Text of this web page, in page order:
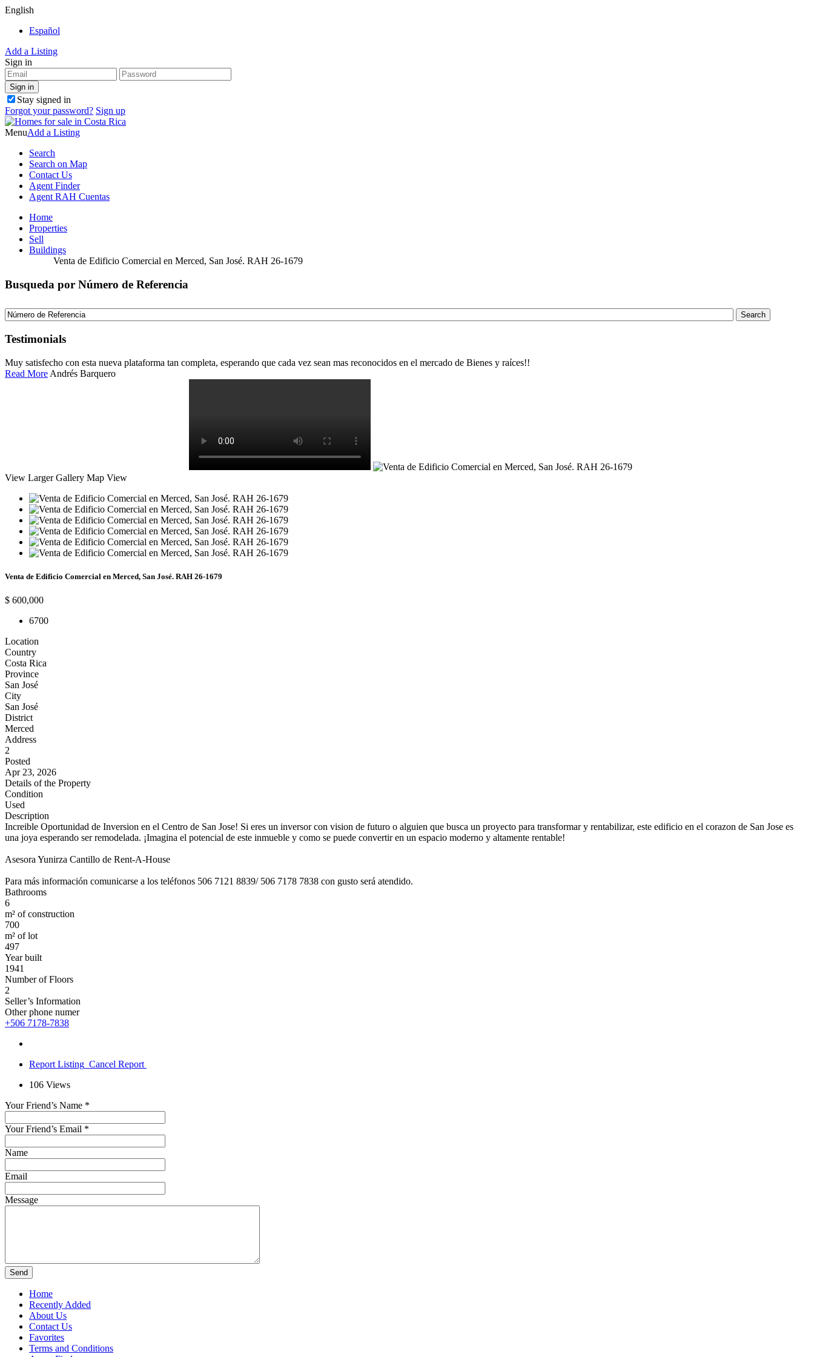
English
Español
Add a Listing
Sign in
Stay signed in
Forgot your password? Sign up
MenuAdd a Listing
Search
Search on Map
Contact Us
Agent Finder
Agent RAH Cuentas
Home
Properties
Sell
Buildings
Venta de Edificio Comercial en Merced, San José. RAH 26-1679
Busqueda por Número de Referencia
Testimonials
Muy satisfecho con esta nueva plataforma tan completa, esperando que cada vez sean mas reconocidos en el mercado de Bienes y raíces!!
Read More Andrés Barquero
View Larger Gallery Map View
Venta de Edificio Comercial en Merced, San José. RAH 26-1679
$ 600,000
6700
Location
Country
Costa Rica
Province
San José
City
San José
District
Merced
Address
2
Posted
Apr 23, 2026
Details of the Property
Condition
Used
Description
Increi­ble Oportunidad de Inversion en el Centro de San Jose! Si eres un inversor con vision de futuro o alguien que busca un proyecto para transformar y rentabilizar, este edificio en el corazon de San Jose es
una joya esperando ser remodelada. ¡Imagina el potencial de este inmueble y como se puede convertir en un espacio moderno y altamente rentable!
Asesora Yunirza Cantillo de Rent-A-House
Para más información comunicarse a los teléfonos 506 7121 8839/ 506 7178 7838 con gusto será atendido.
Bathrooms
6
m² of construction
700
m² of lot
497
Year built
1941
Number of Floors
2
Seller’s Information
Other phone numer
+506 7178-7838
Report Listing Cancel Report
106 Views
Your Friend’s Name *
Your Friend’s Email *
Name
Email
Message
Home
Recently Added
About Us
Contact Us
Favorites
Terms and Conditions